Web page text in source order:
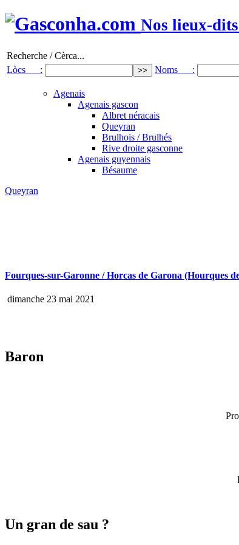
Nos lieux-
Recherche / Cèrca...
Lòcs :
Noms :
Agenais
Agenais gascon
Albret néracais
Queyran
Brulhois / Brulhés
Rive droite gasconne
Agenais guyennais
Bésaume
Queyran
Fourques-sur-Garonne / Horcas de Garona (Hourques
dimanche 23 mai 2021
Baron
Un gran de sau ?